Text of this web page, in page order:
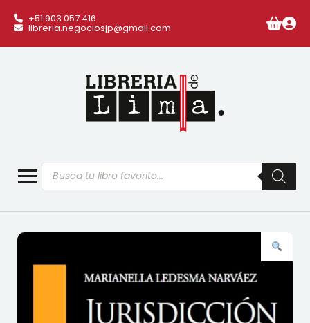
+51 903 057 416
libreria.negociosjp@gmail.com
Búsqueda
de
productos